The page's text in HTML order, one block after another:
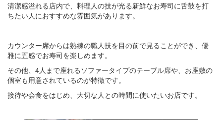
清潔感溢れる店内で、料理人の技が光る新鮮なお寿司に舌鼓を打
ちたい人におすすめな雰囲気があります。
カウンター席からは熟練の職人技を目の前で見ることができ、優
雅に五感でお寿司を楽しめます。
その他、4人まで座れるソファータイプのテーブル席や、お座敷の
個室も用意されているのが特徴です。
接待や会食をはじめ、大切な人との時間に使いたいお店です。